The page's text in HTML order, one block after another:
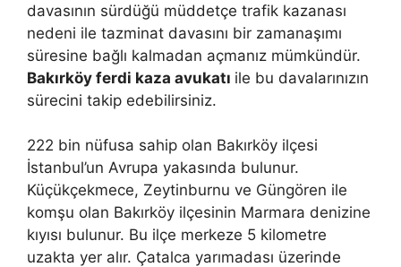
davasının sürdüğü müddetçe trafik kazanası
nedeni ile tazminat davasını bir zamanaşımı
süresine bağlı kalmadan açmanız mümkündür.
Bakırköy ferdi kaza avukatı ile bu davalarınızın
sürecini takip edebilirsiniz.
222 bin nüfusa sahip olan Bakırköy ilçesi
İstanbul’un Avrupa yakasında bulunur.
Küçükçekmece, Zeytinburnu ve Güngören ile
komşu olan Bakırköy ilçesinin Marmara denizine
kıyısı bulunur. Bu ilçe merkeze 5 kilometre
uzakta yer alır. Çatalca yarımadası üzerinde